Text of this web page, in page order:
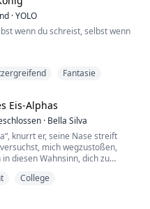
vor mir aufbaute, seine Brust hob
Augen dunkel von etwas
·YOLO
wenn du schreist, selbst wenn
führte sie sie direkt zu Kael Draven
gewöhnlich; sie ist seine
seine Besessenheit....
Fantasie
Eis-Alphas
· Bella Silva
knurrt er, seine Nase streift
mich wegzustoßen,
diesen Wahnsinn, dich zu
College